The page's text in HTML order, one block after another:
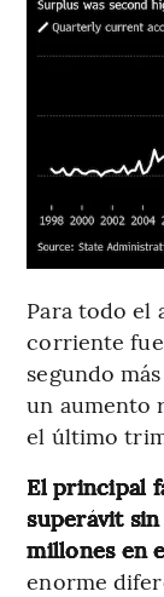
Para todo el
corriente
segundo
un aumento
el último
El principal
superávit
millones en
enorme